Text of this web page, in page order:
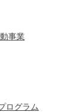
事業
ログラム